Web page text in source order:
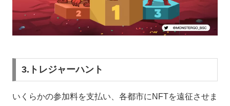
3.トレジャーハント
いくらかの参加料を支払い、各都市にNFTを遠征させま